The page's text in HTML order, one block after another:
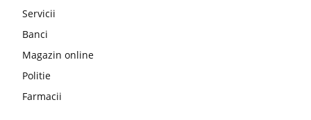
Servicii
Banci
Magazin online
Politie
Farmacii